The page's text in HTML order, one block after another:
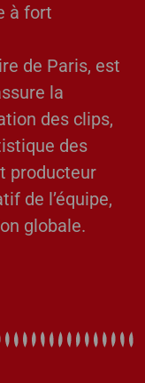
à fort
de Paris, est
la
des clips,
des
producteur
de l’équipe,
globale.